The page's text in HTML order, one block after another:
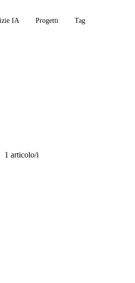
IA Progetti Tag
1 articolo/i